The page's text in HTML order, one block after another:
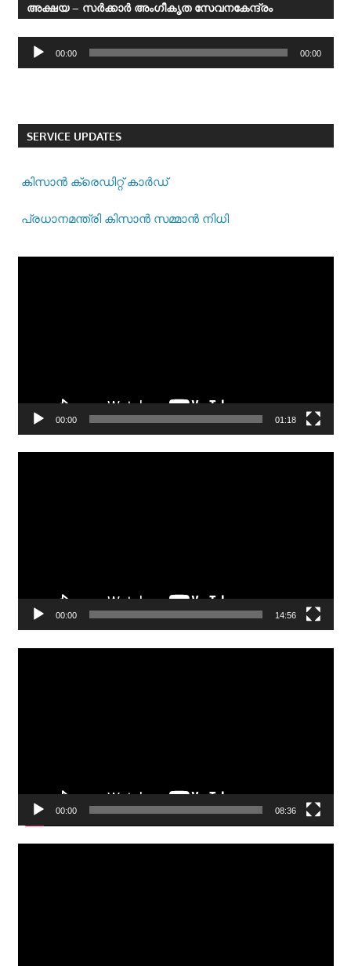
അക്ഷയ – സര്‍ക്കാര്‍ അംഗീകൃത സേവനകേന്ദ്രം
Audio
Player
00:00 00:00
SERVICE UPDATES
കിസാന്‍ ക്രെ‍ഡിറ്റ് കാര്‍ഡ്
പ്രധാനമന്ത്രി കിസാന്‍ സമ്മാന്‍ നിധി
00:00 01:18
00:00 14:56
00:00 08:36